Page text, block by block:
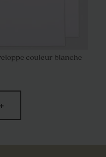
couleur blanche